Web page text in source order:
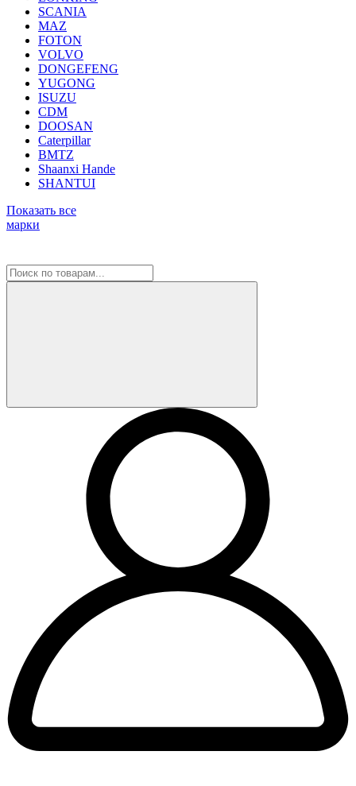
SCANIA
MAZ
FOTON
VOLVO
DONGEFENG
YUGONG
ISUZU
CDM
DOOSAN
Caterpillar
BMTZ
Shaanxi Hande
SHANTUI
Показать все
марки